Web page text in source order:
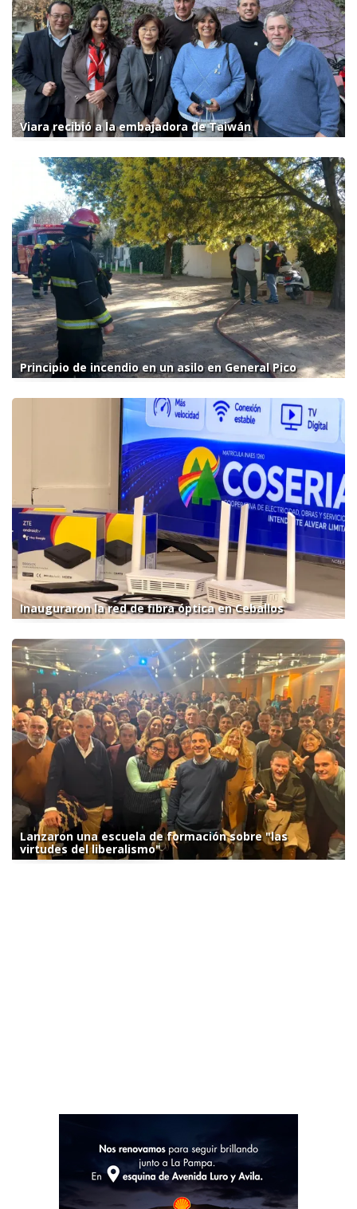
Viara recibió a la embajadora de Taiwán
Principio de incendio en un asilo en General Pico
Inauguraron la red de fibra óptica en Ceballos
Lanzaron una escuela de formación sobre "las
virtudes del liberalismo"